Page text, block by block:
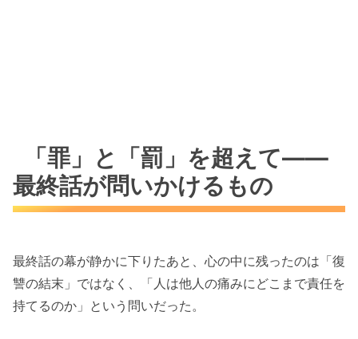
「罪」と「罰」を超えて――
最終話が問いかけるもの
最終話の幕が静かに下りたあと、心の中に残ったのは「復
讐の結末」ではなく、「人は他人の痛みにどこまで責任を
持てるのか」という問いだった。